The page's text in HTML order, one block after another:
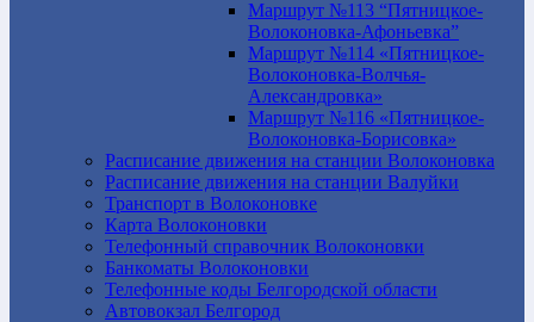
Маршрут №113 “Пятницкое-
Волоконовка-Афоньевка”
Маршрут №114 «Пятницкое-
Волоконовка-Волчья-
Александровка»
Маршрут №116 «Пятницкое-
Волоконовка-Борисовка»
Расписание движения на станции Волоконовка
Расписание движения на станции Валуйки
Транспорт в Волоконовке
Карта Волоконовки
Телефонный справочник Волоконовки
Банкоматы Волоконовки
Телефонные коды Белгородской области
Автовокзал Белгород